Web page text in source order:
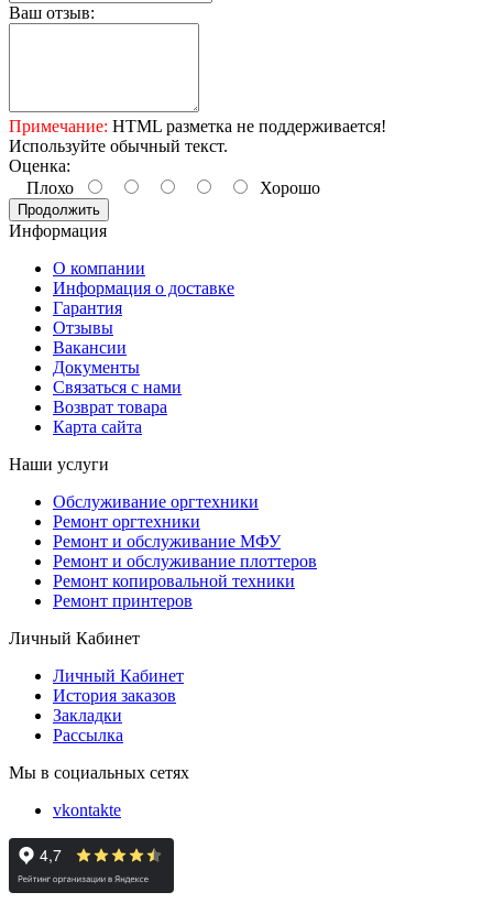
Ваш отзыв:
Примечание: HTML разметка не поддерживается!
Используйте обычный текст.
Оценка:
Плохо
Хорошо
Продолжить
Информация
О компании
Информация о доставке
Гарантия
Отзывы
Вакансии
Документы
Связаться с нами
Возврат товара
Карта сайта
Наши услуги
Обслуживание оргтехники
Ремонт оргтехники
Ремонт и обслуживание МФУ
Ремонт и обслуживание плоттеров
Ремонт копировальной техники
Ремонт принтеров
Личный Кабинет
Личный Кабинет
История заказов
Закладки
Рассылка
Мы в социальных сетях
vkontakte